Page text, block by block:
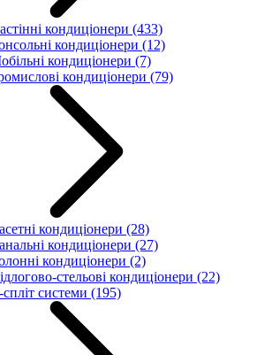
кондиціонери (433)
кондиціонери (12)
кондиціонери (7)
кондиціонери (79)
кондиціонери (28)
кондиціонери (27)
кондиціонери (2)
стельові кондиціонери (22)
системи (195)